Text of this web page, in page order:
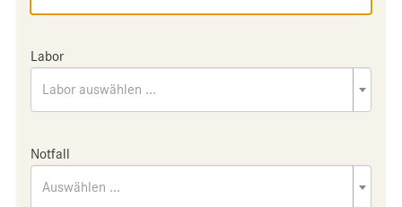
Labor
Labor auswählen ...
Notfall
Auswählen ...